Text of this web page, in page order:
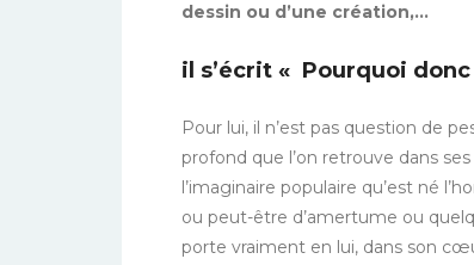
dessin ou d’une création,…
il s’écrit « Pourquoi
Pour lui, il n’est pas question de
profond que l’on retrouve dans
l’imaginaire populaire qu’est né
ou peut-être d’amertume ou
porte vraiment en lui, dans son